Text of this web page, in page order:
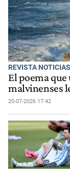
REVISTA NOTICIAS
El poema
malvinenses
20-07-2026 17:42